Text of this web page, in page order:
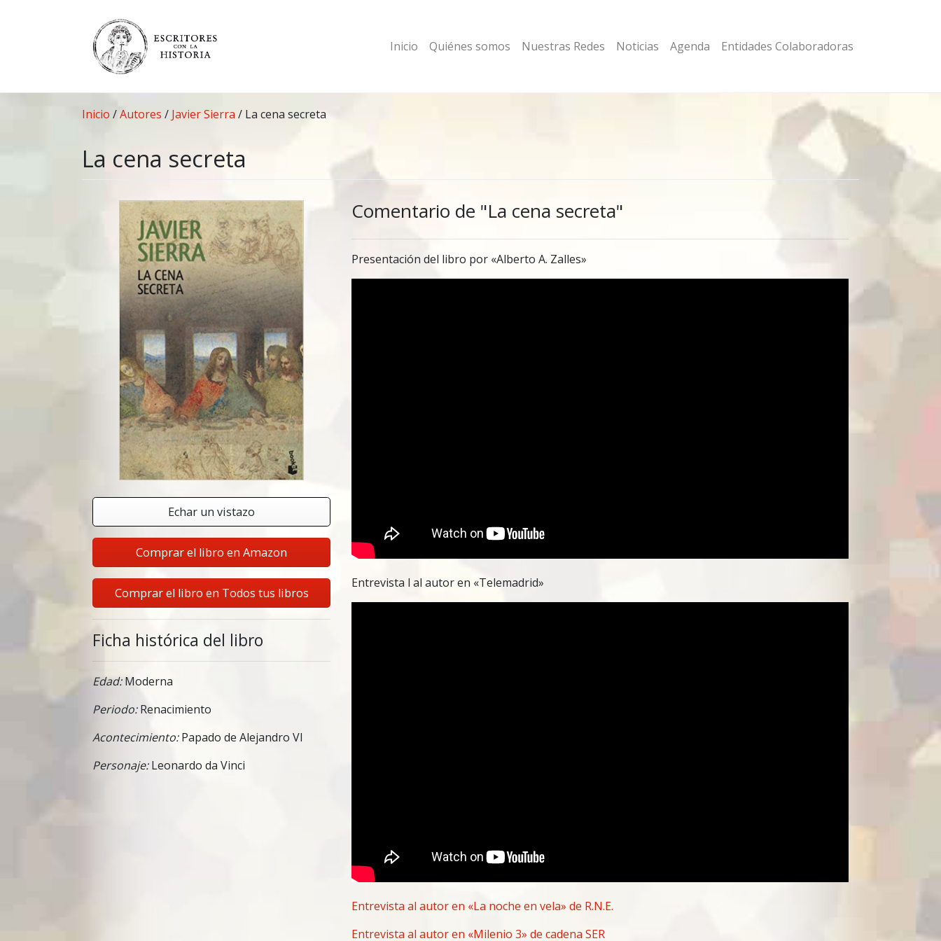
Inicio Quiénes somos Nuestras Redes Noticias Agenda Entidades Colaboradoras
Inicio /Autores / Javier Sierra / La cena secreta
La cena secreta
Echar un vistazo
Comprar el libro en Amazon
Comprar el libro en Todos tus libros
Ficha histórica del libro
Edad:Moderna
Periodo:Renacimiento
Acontecimiento:Papado de Alejandro VI
Personaje:Leonardo da Vinci
Comentario de "La cena secreta"
Presentación del libro por «Alberto A. Zalles»
Entrevista l al autor en «Telemadrid»
Entrevista al autor en «La noche en vela» de R.N.E.
Entrevista al autor en «Milenio 3» de cadena SER